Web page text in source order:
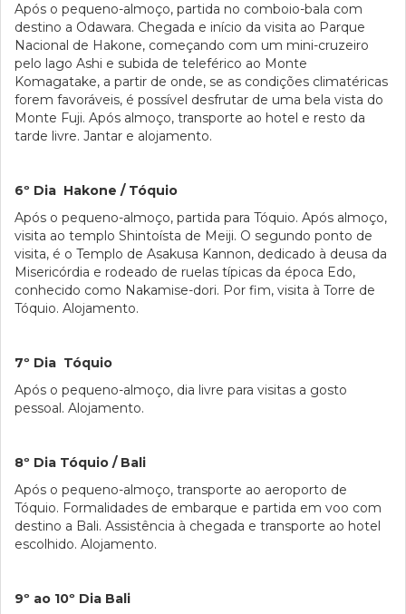
Após o pequeno-almoço, partida no comboio-bala com
destino a Odawara. Chegada e início da visita ao Parque
Nacional de Hakone, começando com um mini-cruzeiro
pelo lago Ashi e subida de teleférico ao Monte
Komagatake, a partir de onde, se as condições climatéricas
forem favoráveis, é possível desfrutar de uma bela vista do
Monte Fuji. Após almoço, transporte ao hotel e resto da
tarde livre. Jantar e alojamento.
6º Dia Hakone / Tóquio
Após o pequeno-almoço, partida para Tóquio. Após almoço,
visita ao templo Shintoísta de Meiji. O segundo ponto de
visita, é o Templo de Asakusa Kannon, dedicado à deusa da
Misericórdia e rodeado de ruelas típicas da época Edo,
conhecido como Nakamise-dori. Por fim, visita à Torre de
Tóquio. Alojamento.
7º Dia Tóquio
Após o pequeno-almoço, dia livre para visitas a gosto
pessoal. Alojamento.
8º Dia Tóquio / Bali
Após o pequeno-almoço, transporte ao aeroporto de
Tóquio. Formalidades de embarque e partida em voo com
destino a Bali. Assistência à chegada e transporte ao hotel
escolhido. Alojamento.
9º ao 10º Dia Bali